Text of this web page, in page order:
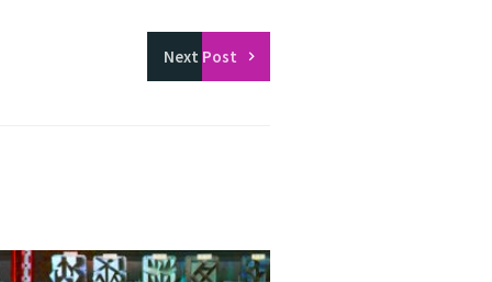
Next Post